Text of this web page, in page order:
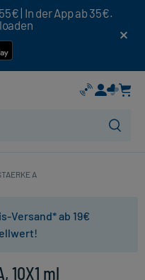
| In der App ab 35€.
A
Versand* ab 19€
10X1 ml